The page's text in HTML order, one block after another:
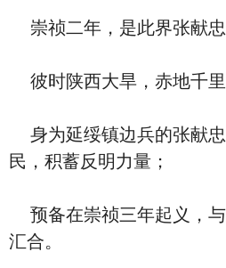
崇祯二年，是此界张献忠
彼时陕西大旱，赤地千里
身为延绥镇边兵的张献
民，积蓄反明力量；
预备在崇祯三年起义，与
汇合。